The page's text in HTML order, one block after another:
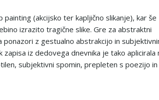
(akcijsko ter kapljično slikanje), kar še
izrazito tragične slike. Gre za abstraktni
ponazori z gestualno abstrakcijo in
zapisa iz dedovega dnevnika je tako aplicirala
subjektivni spomin, prepleten s poezijo in